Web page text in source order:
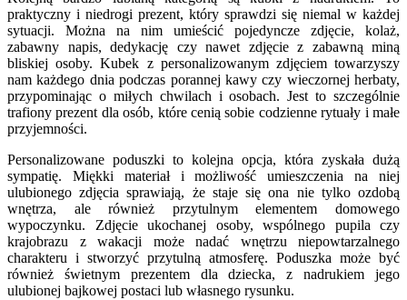
praktyczny i niedrogi prezent, który sprawdzi się niemal w każdej
sytuacji. Można na nim umieścić pojedyncze zdjęcie, kolaż,
zabawny napis, dedykację czy nawet zdjęcie z zabawną miną
bliskiej osoby. Kubek z personalizowanym zdjęciem towarzyszy
nam każdego dnia podczas porannej kawy czy wieczornej herbaty,
przypominając o miłych chwilach i osobach. Jest to szczególnie
trafiony prezent dla osób, które cenią sobie codzienne rytuały i małe
przyjemności.
Personalizowane poduszki to kolejna opcja, która zyskała dużą
sympatię. Miękki materiał i możliwość umieszczenia na niej
ulubionego zdjęcia sprawiają, że staje się ona nie tylko ozdobą
wnętrza, ale również przytulnym elementem domowego
wypoczynku. Zdjęcie ukochanej osoby, wspólnego pupila czy
krajobrazu z wakacji może nadać wnętrzu niepowtarzalnego
charakteru i stworzyć przytulną atmosferę. Poduszka może być
również świetnym prezentem dla dziecka, z nadrukiem jego
ulubionej bajkowej postaci lub własnego rysunku.